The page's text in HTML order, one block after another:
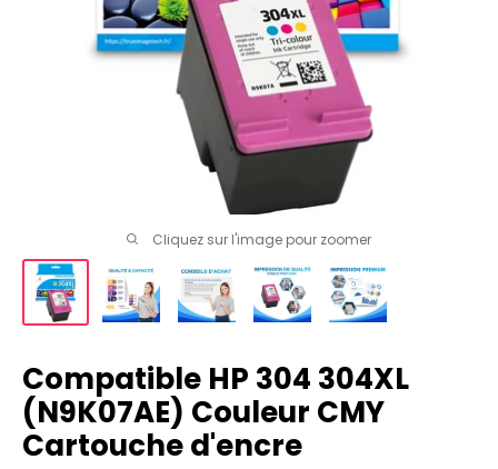
Cliquez sur l'image pour zoomer
Compatible HP 304 304XL
(N9K07AE) Couleur CMY
Cartouche d'encre